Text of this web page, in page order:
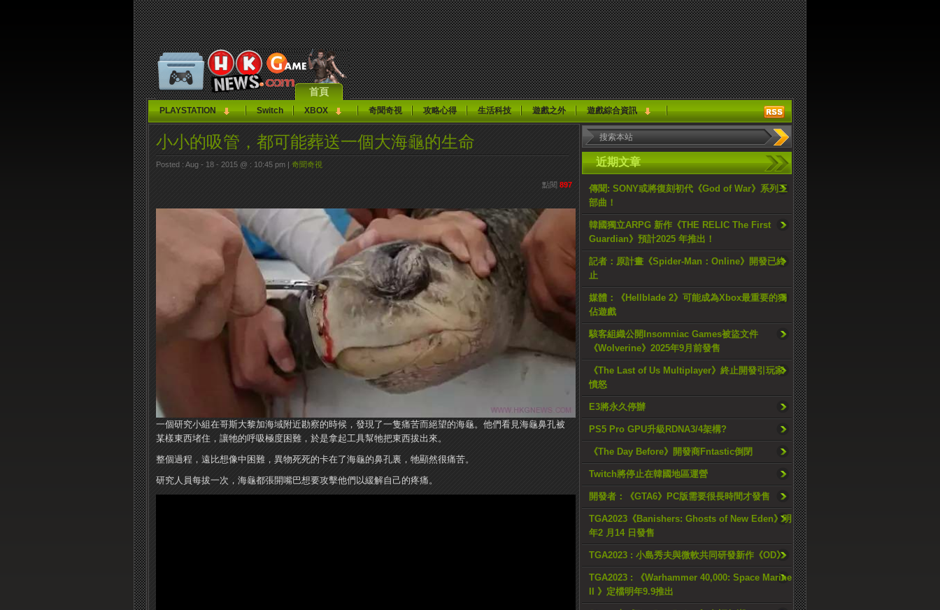
首頁
PLAYSTATION Switch XBOX 奇聞奇視 攻略心得 生活科技 遊戲之外 遊戲綜合資訊
近期文章
傳聞: SONY或將復刻初代《God of War》系列三
部曲！
韓國獨立ARPG 新作《THE RELIC The First
Guardian》預計2025 年推出！
記者：原計畫《Spider-Man：Online》開發已終
止
媒體：《Hellblade 2》可能成為Xbox最重要的獨
佔遊戲
駭客組織公開Insomniac Games被盜文件
《Wolverine》2025年9月前發售
《The Last of Us Multiplayer》終止開發引玩家
憤怒
E3將永久停辦
PS5 Pro GPU升級RDNA3/4架構?
《The Day Before》開發商Fntastic倒閉
Twitch將停止在韓國地區運營
開發者：《GTA6》PC版需要很長時間才發售
TGA2023《Banishers: Ghosts of New Eden》明
年2 月14 日發售
TGA2023 : 小島秀夫與微軟共同研發新作《OD》
TGA2023 : 《Warhammer 40,000: Space Marine
II 》定檔明年9.9推出
小小的吸管，都可能葬送一個大海龜的生命
Posted : Aug - 18 - 2015 @ : 10:45 pm | 奇聞奇視
點閱 897
一個研究小組在哥斯大黎加海域附近勘察的時候，發現了一隻痛苦而絕望的海龜。他們看見海龜鼻孔被
某樣東西堵住，讓牠的呼吸極度困難，於是拿起工具幫牠把東西拔出來。
整個過程，遠比想像中困難，異物死死的卡在了海龜的鼻孔裏，牠顯然很痛苦。
研究人員每拔一次，海龜都張開嘴巴想要攻擊他們以緩解自己的疼痛。